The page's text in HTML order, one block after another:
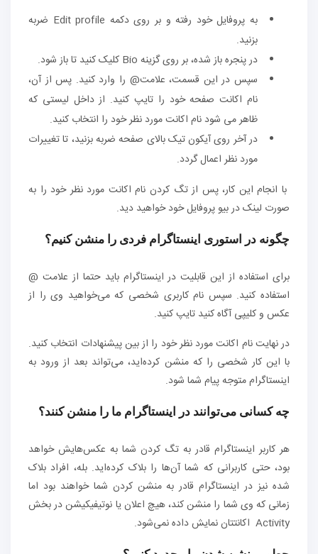
به پروفایل خود رفته و بر روی دکمه Edit profile ضربه
بزنید.
در پنجره باز شده، بر روی گزینه Bio کلیک کنید تا باز شود.
سپس در این قسمت، علامت@ را وارد کنید. پس از آن،
نام اکانت صفحه خود را تایپ کنید. از داخل لیستی که
ظاهر می شود نام اکانت مورد نظر خود را انتخاب کنید.
در آخر روی آیکون تیک بالای صفحه ضربه بزنید، تا تغییرات
مورد نظر اعمال گردد.
با انجام این کار، پس از تگ کردن نام اکانت مورد نظر خود را به
صورت لینک در بیو پروفایل خود خواهید دید.
چگونه در استوری اینستاگرام فردی را منشن کنیم؟
برای استفاده از این قابلیت در اینستاگرام باید حتما از علامت @
استفاده کنید. سپس نام کاربری شخصی که می‌خواهید وی را از
عکس و کلیپی آگاه کنید تایپ کنید.
در نهایت نام اکانت مورد نظر خود را از بین پیشنهادات انتخاب کنید.
با این کار شخصی را که منشن کرده‌اید، می‌تواند بعد از ورود به
اینستاگرام متوجه پیام شما شود.
چه کسانی می‌توانند در اینستاگرام ما را منشن کنند؟
هر کاربر اینستاگرام قادر به تگ کردن شما به عکس‌هایش خواهد
بود، حتی کاربرانی که شما آن‌ها را بلاک کرده‌اید. بله، افراد بلاک
شده نیز در اینستاگرام قادر به منشن کردن شما خواهند بود اما
زمانی که وی شما را منشن کند، هیچ اعلان یا نوتیفیکیشن در بخش
Activity اکانتتان نمایش داده نمی‌شود.